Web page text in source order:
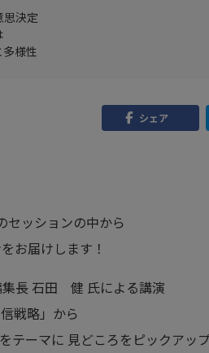
思決定
様性
シェア
セッションの中から
お届けします！
集長 石田 健 氏による講演
戦略」から
テーマに 見どころをピックアッ